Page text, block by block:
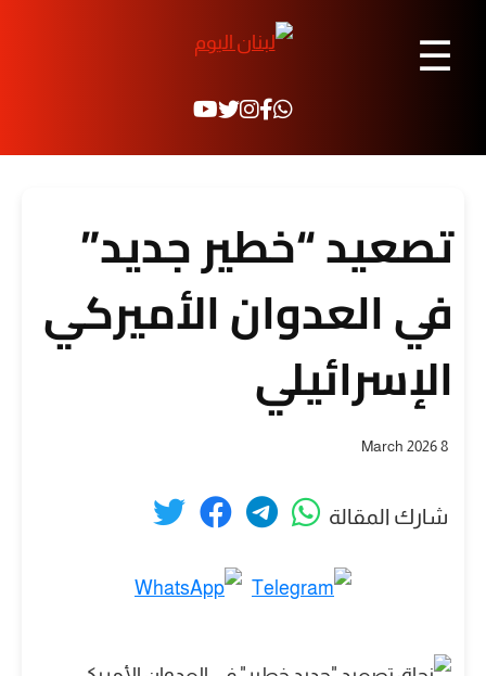
☰
تصعيد “خطير جديد”
في العدوان الأميركي
الإسرائيلي
8 March 2026
شارك المقالة